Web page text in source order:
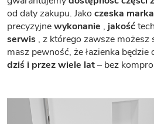
od daty zakupu. Jako czeska
precyzyjnewykonanie , jakość
serwis , z którego zawsze możesz
masz pewność, że łazienka będzie
dziś i przez wiele lat– bez